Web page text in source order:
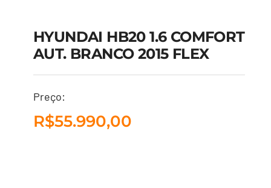
HYUNDAI HB20 1.6
COMFORT AUT.
BRANCO 2015 FLEX
HYUNDAI HB20 1.6 COMFORT
AUT. BRANCO 2015 FLEX
Preço:
R$55.990,00